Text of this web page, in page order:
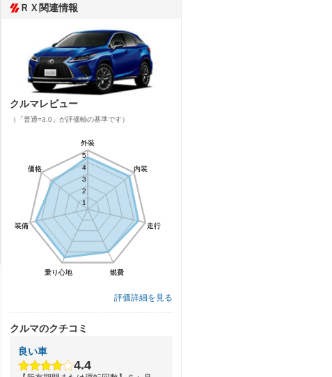
ＲＸ関連情報
クルマレビュー
（「普通=3.0」が評価軸の基準です）
外装
内装
走行
燃費
乗り心地
装備
価格
1
2
3
4
5
外装
内装
走行
燃費
乗り心地
装備
価格
1
2
3
4
5
評価詳細を見る
クルマのクチコミ
良い車
4.4